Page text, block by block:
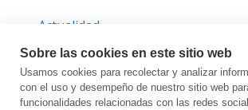
Actualidad
Podcast
Entrevistas
Eventos
Sobre las cookies en este sitio web
Usamos cookies para recolectar y analizar
con el uso y desempeño de nuestro sitio web
funcionalidades relacionadas con las redes